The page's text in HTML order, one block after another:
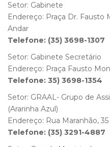
Setor: Gabinete
Endereço: Praça Dr. Fausto
Andar
Telefone: (35) 3698-1307
Setor: Gabinete Secretário
Endereço: Praça Fausto
Telefone: 35) 3698-1354
Setor: GRAAL- Grupo de
(Ararinha Azul)
Endereço: Rua Maranhão,
Telefone: (35) 3291-4887